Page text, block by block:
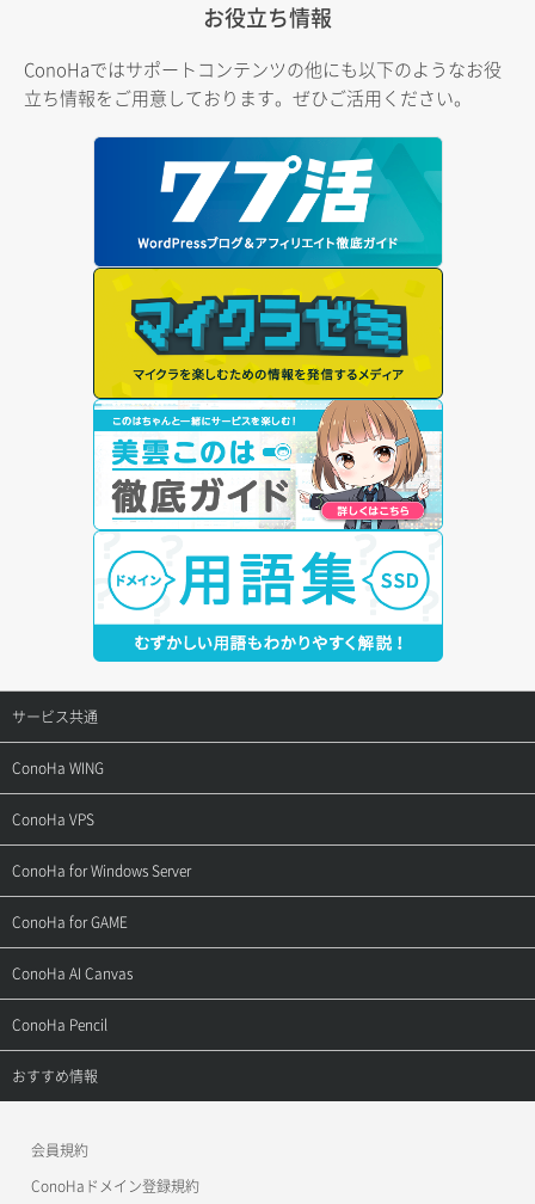
お役立ち情報
ConoHaではサポートコンテンツの他にも以下のようなお役
立ち情報をご用意しております。ぜひご活用ください。
サービス共通
サポートトップ
ご契約・お支払い
用語集
お問い合わせ
ConoHa WING
サポートトップ
ご利用ガイド
お乗り換えガイド
よくある質問
ConoHa VPS
サポートトップ
ご利用ガイド
APIドキュメントVPS2.0
APIドキュメントVPS3.0
ConoHa for Windows Server
サポートトップ
ご利用ガイド
APIドキュメントVPS2.0
APIドキュメントVPS3.0
ConoHa for GAME
サポートトップ
ご利用ガイド
ConoHa AI Canvas
サポートトップ
ご利用ガイド
ConoHa Pencil
サポートトップ
おすすめ情報
会員規約
ConoHaドメイン登録規約